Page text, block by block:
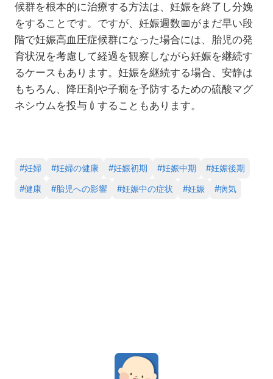
候群を根本的に治療する方法は、妊娠を終了し分娩
をすることです。ですが、妊娠週数📅がまだ早い段
階で妊娠高血圧症候群になった場合には、胎児の発
育状況を考慮して経過を観察しながら妊娠を継続す
るケースもあります。妊娠を継続する場合、安静は
もちろん、降圧剤や子癇を予防するための硫酸マグ
ネシウムを投与 💉 することもあります。
#妊婦 #妊婦の健康 #妊娠初期 #妊娠中期 #妊娠後期
#健康 #胎児への影響 #妊娠中の症状 #妊娠 #病気